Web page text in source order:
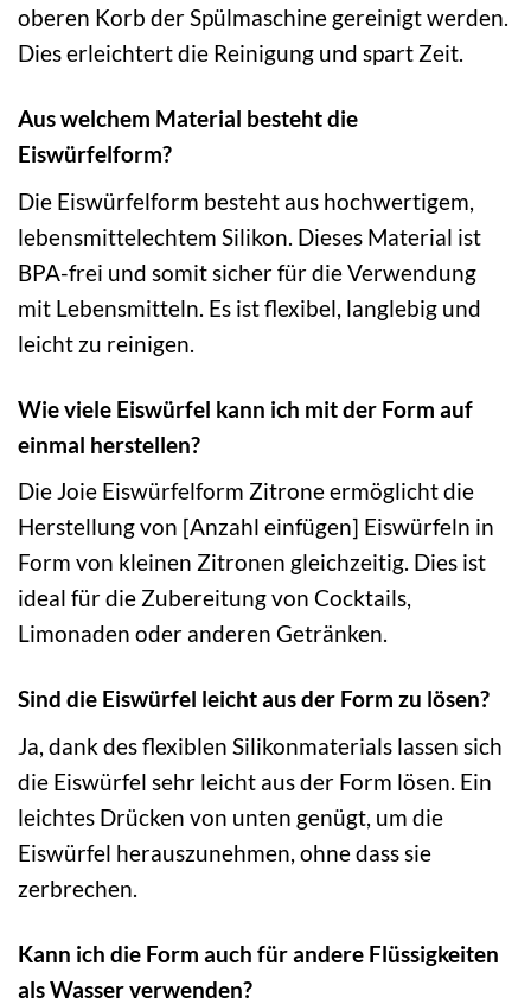
oberen Korb der Spülmaschine gereinigt werden.
Dies erleichtert die Reinigung und spart Zeit.
Aus welchem Material besteht die
Eiswürfelform?
Die Eiswürfelform besteht aus hochwertigem,
lebensmittelechtem Silikon. Dieses Material ist
BPA-frei und somit sicher für die Verwendung
mit Lebensmitteln. Es ist flexibel, langlebig und
leicht zu reinigen.
Wie viele Eiswürfel kann ich mit der Form auf
einmal herstellen?
Die Joie Eiswürfelform Zitrone ermöglicht die
Herstellung von [Anzahl einfügen] Eiswürfeln in
Form von kleinen Zitronen gleichzeitig. Dies ist
ideal für die Zubereitung von Cocktails,
Limonaden oder anderen Getränken.
Sind die Eiswürfel leicht aus der Form zu lösen?
Ja, dank des flexiblen Silikonmaterials lassen sich
die Eiswürfel sehr leicht aus der Form lösen. Ein
leichtes Drücken von unten genügt, um die
Eiswürfel herauszunehmen, ohne dass sie
zerbrechen.
Kann ich die Form auch für andere Flüssigkeiten
als Wasser verwenden?